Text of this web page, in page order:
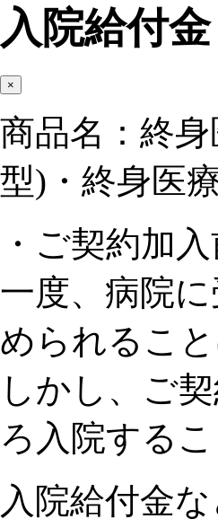
入院給付金
×
商品名：終
型)・終身医
・ご契約加
一度、病院
められるこ
しかし、ご
ろ入院する
入院給付金